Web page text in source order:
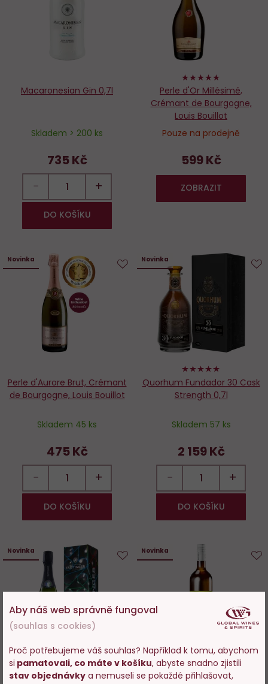
Macaronesian Gin 0,7l
Skladem > 200 ks
735 Kč
− +
DO KOŠÍKU
100%
Perle d'Or Millésimé,
Crémant de Bourgogne,
Louis Bouillot
Pouze na prodejně
599 Kč
ZOBRAZIT
Novinka
Perle d'Aurore Brut, Crémant
de Bourgogne, Louis Bouillot
Skladem 45 ks
475 Kč
− +
DO KOŠÍKU
oblíbených
Novinka
100%
Quorhum Fundador 30 Cask
Strength 0,7l
Skladem 57 ks
2 159 Kč
− +
DO KOŠÍKU
Novinka
60%
Taittinger Brut Réserve FIFA
Novinka
Jindřich IV., Ryzlink vlašský, K1,
Aby náš web správně fungoval
(souhlas s cookies)
Proč potřebujeme váš souhlas? Například k tomu, abychom
si pamatovali, co máte v košíku, abyste snadno zjistili
stav objednávky a nemuseli se pokaždé přihlašovat,
Vstupujete na stránky